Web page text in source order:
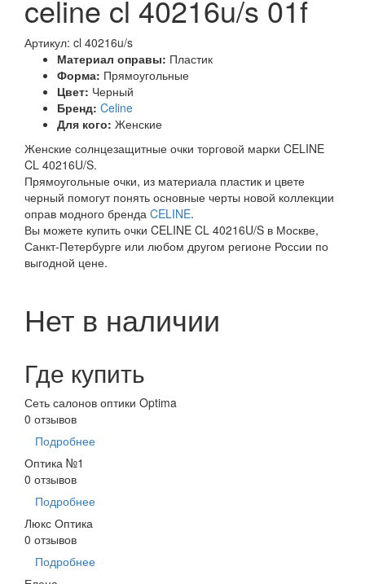
celine cl 40216u/s 01f
Артикул: cl 40216u/s
Материал оправы: Пластик
Форма: Прямоугольные
Цвет: Черный
Бренд: Celine
Для кого: Женские
Женские солнцезащитные очки торговой марки CELINE
CL 40216U/S.
Прямоугольные очки, из материала пластик и цвете
черный помогут понять основные черты новой коллекции
оправ модного бренда CELINE.
Вы можете купить очки CELINE CL 40216U/S в Москве,
Санкт-Петербурге или любом другом регионе России по
выгодной цене.
Нет в наличии
Где купить
Сеть салонов оптики Optima
0 отзывов
Подробнее
Оптика №1
0 отзывов
Подробнее
Люкс Оптика
0 отзывов
Подробнее